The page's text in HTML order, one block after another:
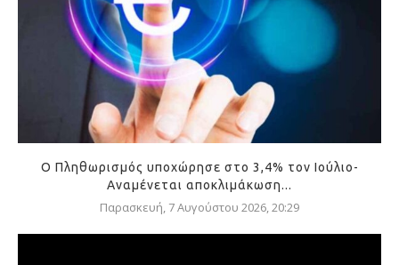
Ο Πληθωρισμός υποχώρησε στο 3,4% τον Ιούλιο-
Αναμένεται αποκλιμάκωση...
Παρασκευή, 7 Αυγούστου 2026, 20:29